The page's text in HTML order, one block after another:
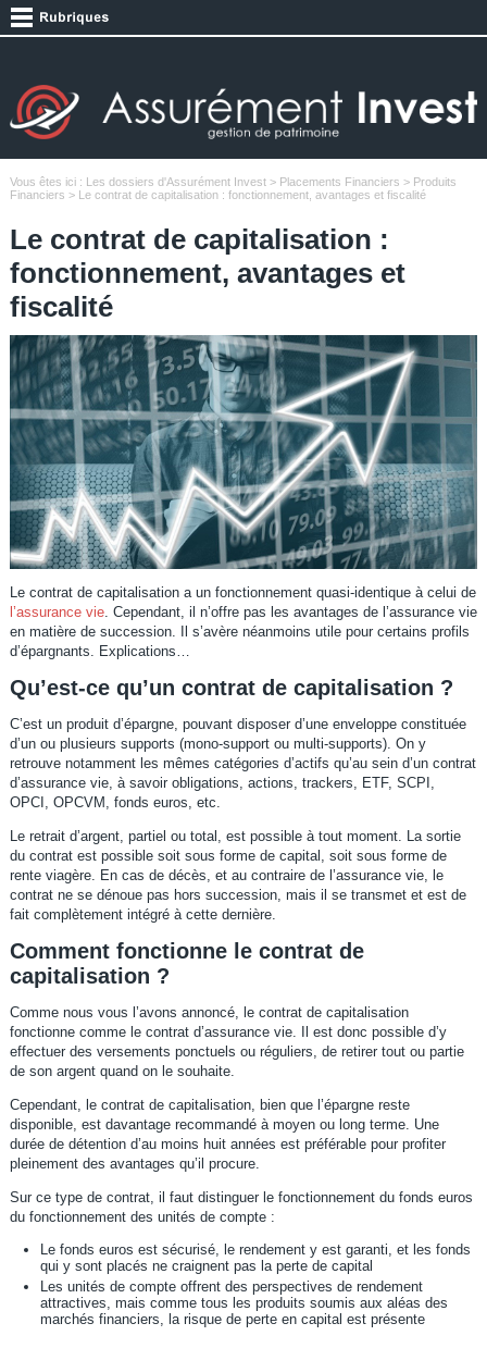
Vous êtes ici : Les dossiers d'Assurément Invest> Placements Financiers > Produits
Financiers > Le contrat de capitalisation : fonctionnement, avantages et fiscalité
Le contrat de capitalisation :
fonctionnement, avantages et
fiscalité
Le contrat de capitalisation a un fonctionnement quasi-identique à celui de
l’assurance vie. Cependant, il n’offre pas les avantages de l’assurance vie
en matière de succession. Il s’avère néanmoins utile pour certains profils
d’épargnants. Explications…
Qu’est-ce qu’un contrat de capitalisation ?
C’est un produit d’épargne, pouvant disposer d’une enveloppe constituée
d’un ou plusieurs supports (mono-support ou multi-supports). On y
retrouve notamment les mêmes catégories d’actifs qu’au sein d’un contrat
d’assurance vie, à savoir obligations, actions, trackers, ETF, SCPI,
OPCI, OPCVM, fonds euros, etc.
Le retrait d’argent, partiel ou total, est possible à tout moment. La sortie
du contrat est possible soit sous forme de capital, soit sous forme de
rente viagère. En cas de décès, et au contraire de l’assurance vie, le
contrat ne se dénoue pas hors succession, mais il se transmet et est de
fait complètement intégré à cette dernière.
Comment fonctionne le contrat de
capitalisation ?
Comme nous vous l’avons annoncé, le contrat de capitalisation
fonctionne comme le contrat d’assurance vie. Il est donc possible d’y
effectuer des versements ponctuels ou réguliers, de retirer tout ou partie
de son argent quand on le souhaite.
Cependant, le contrat de capitalisation, bien que l’épargne reste
disponible, est davantage recommandé à moyen ou long terme. Une
durée de détention d’au moins huit années est préférable pour profiter
pleinement des avantages qu’il procure.
Sur ce type de contrat, il faut distinguer le fonctionnement du fonds euros
du fonctionnement des unités de compte :
Le fonds euros est sécurisé, le rendement y est garanti, et les fonds
qui y sont placés ne craignent pas la perte de capital
Les unités de compte offrent des perspectives de rendement
attractives, mais comme tous les produits soumis aux aléas des
marchés financiers, la risque de perte en capital est présente